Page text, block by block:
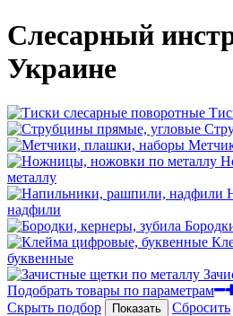
Слесарный
Украине
металлу
надфили
буквенные
Подобрать товары по параметрам
Скрыть подбор
Показать
Сбросить